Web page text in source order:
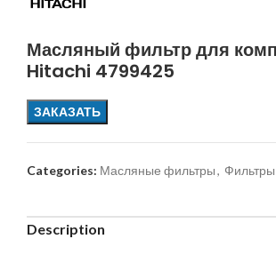
Масляный фильтр для
Hitachi 4799425
ЗАКАЗАТЬ
Categories: Масляные фильтры, Фильтры
Description